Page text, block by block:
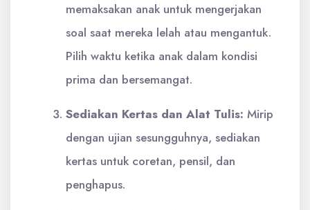
memaksakan anak untuk mengerjakan
soal saat mereka lelah atau mengantuk.
Pilih waktu ketika anak dalam kondisi
prima dan bersemangat.
Sediakan Kertas dan Alat Tulis: Mirip
dengan ujian sesungguhnya, sediakan
kertas untuk coretan, pensil, dan
penghapus.